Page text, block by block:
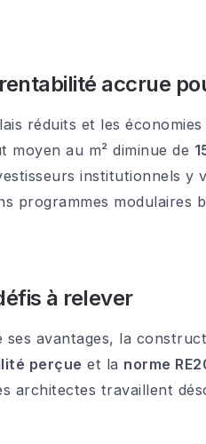
accrue
réduits et les
moyen au m² diminue de
institutionnels y
programmes modulaires
à relever
ses avantages, la
perçue et la norme
architectes travaillent